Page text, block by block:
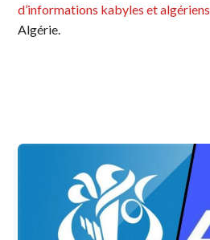
d’informations kabyles et algériens
Algérie.